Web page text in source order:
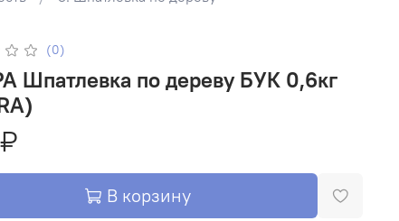
(0)
Шпатлевка по дереву БУК 0,6кг
В корзину